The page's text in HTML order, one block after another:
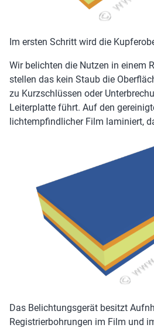
Im ersten Schritt wird die
Wir belichten die Nutzen in einem
stellen das kein Staub die
zu Kurzschlüssen oder
Leiterplatte führt. Auf den
lichtempfindlicher Film laminiert,
Das Belichtungsgerät besitzt
Registrierbohrungen im Film und